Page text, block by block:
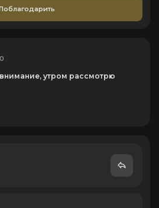
утром рассмотрю